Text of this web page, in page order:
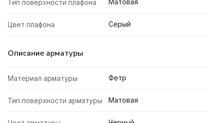
Тип поверхности плафона Матовая
Цвет плафона Серый
Описание арматуры
Материал арматуры Фетр
Тип поверхности арматуры Матовая